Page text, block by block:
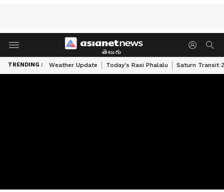
తెలుగు
TRENDING : Weather Update Today's Rasi Phalalu Saturn Transit